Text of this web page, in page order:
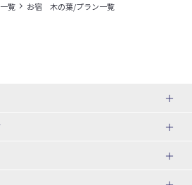
覧 お宿 木の葉/プラン一覧